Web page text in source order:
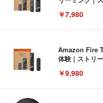
￥7,980
Amazon Fire
体験 | ストリ
￥9,980